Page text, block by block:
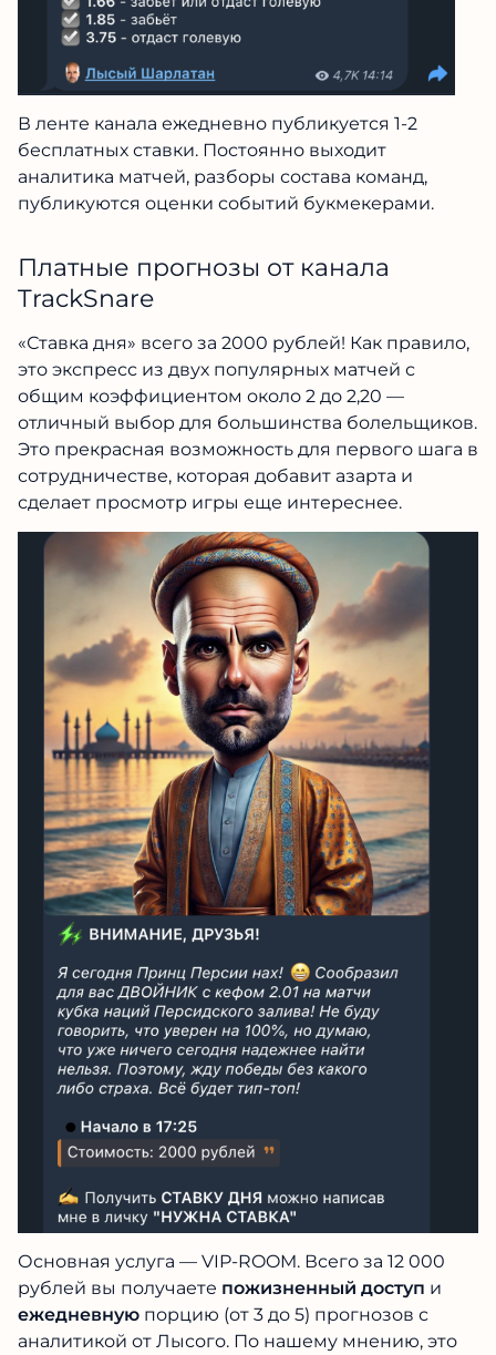
В ленте канала ежедневно публикуется 1-2
бесплатных ставки. Постоянно выходит
аналитика матчей, разборы состава команд,
публикуются оценки событий букмекерами.
Платные прогнозы от канала
TrackSnare
«Ставка дня» всего за 2000 рублей! Как правило,
это экспресс из двух популярных матчей с
общим коэффициентом около 2 до 2,20 —
отличный выбор для большинства болельщиков.
Это прекрасная возможность для первого шага в
сотрудничестве, которая добавит азарта и
сделает просмотр игры еще интереснее.
Основная услуга — VIP-ROOM. Всего за 12 000
рублей вы получаете пожизненный доступ и
ежедневную порцию (от 3 до 5) прогнозов с
аналитикой от Лысого. По нашему мнению, это